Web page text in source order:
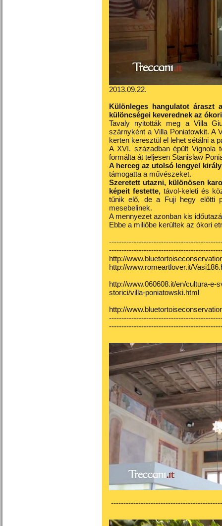
2013.09.22.
Különleges hangulatot áraszt
különcségei keverednek az
Tavaly nyitották meg a Villa
szárnyként a Villa Poniatowkit. A
kerten keresztül el lehet sétálni a
A XVI. században épült Vignola
formálta át teljesen Stanislaw
A herceg az utolsó lengyel
támogatta a művészeket.
Szeretett utazni, különösen
képeit festette, távol-keleti és
tűnik elő, de a Fuji hegy előtti
mesebelinek.
A mennyezet azonban kis
Ebbe a miliőbe kerültek az ókori
http://
http://www.romeartlover.it/
http://www.060608.it/en/cultura-e-
storici/villa-poniatowski.html
http://